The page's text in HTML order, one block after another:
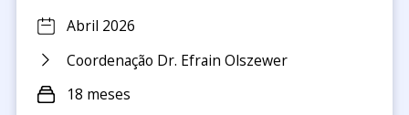
Abril 2026
Coordenação Dr. Efrain Olszewer
18 meses